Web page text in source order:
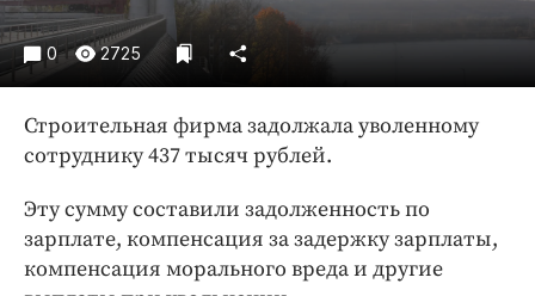
Праздники
Происшествия
Спорт
Экономика и бизнес
ПРОЕКТЫ
Блоги
Издания
Медиаперсона
0 2725
Строительная фирма задолжала уволенному
сотруднику 437 тысяч рублей.
Эту сумму составили задолженность по
зарплате, компенсация за задержку зарплаты,
компенсация морального вреда и другие